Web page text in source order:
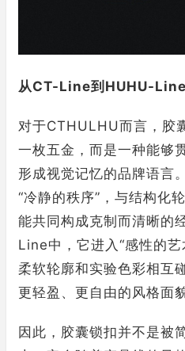
从CT-Line到HUHU-Line
对于CTHULHU而言，胶
一枚五金，而是一种能够
形成视觉记忆的品牌语言
“冷静的秩序”，与结构化
能共同构成克制而清晰的
Line中，它进入“感性的艺
柔软轮廓和实验色彩相互
更轻盈、更自由的风格面貌
因此，胶囊锁扣并不是被